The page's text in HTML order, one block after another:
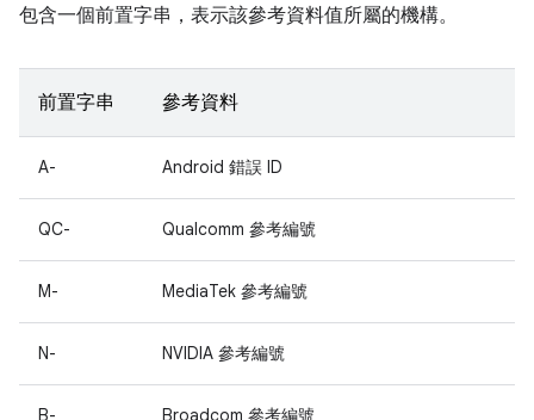
包含一個前置字串，表示該參考資料值所屬的機構。
前置字串 參考資料
A- Android 錯誤 ID
QC- Qualcomm 參考編號
M- MediaTek 參考編號
N- NVIDIA 參考編號
B- Broadcom 參考編號